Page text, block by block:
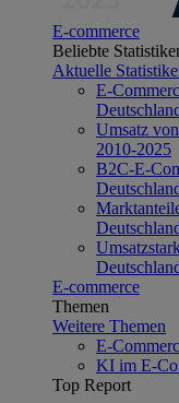
E-commerce
Beliebte
Aktuelle
E-
Umsatz
2010-2025
B2C-E-
E-commerce
Themen
Weitere Themen
E-
KI im E-
Top Report